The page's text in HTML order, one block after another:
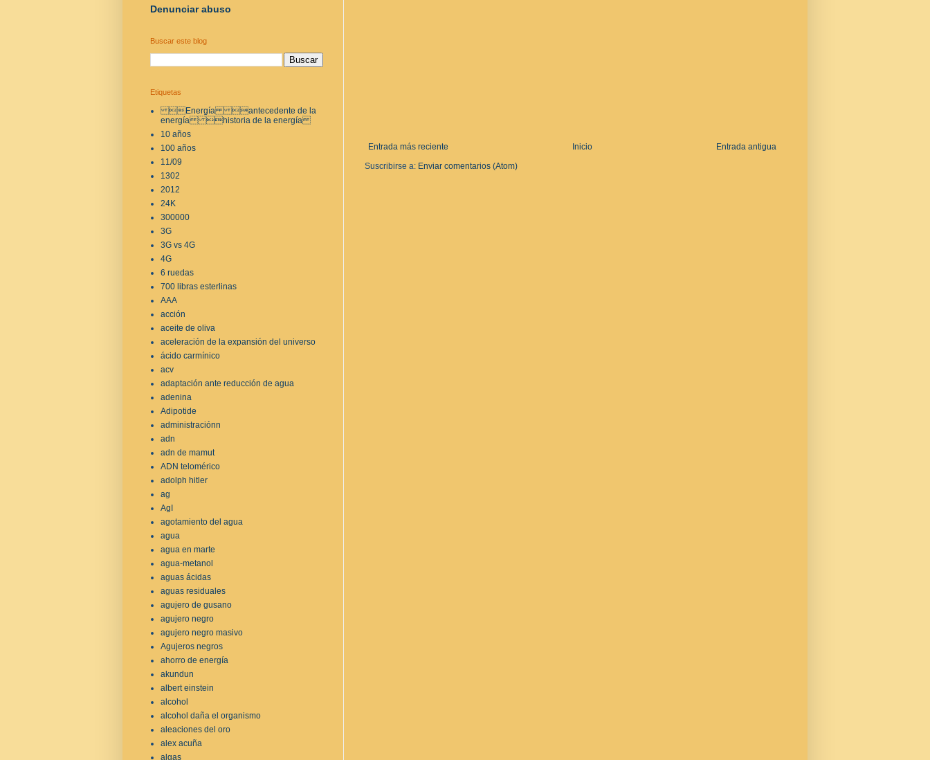
Entrada más reciente Entrada antigua
Inicio
Suscribirse a: Enviar comentarios (Atom)
Denunciar abuso
Buscar este blog
Etiquetas
Energía antecedente de la
energía historia de la energía
10 años
100 años
11/09
1302
2012
24K
300000
3G
3G vs 4G
4G
6 ruedas
700 libras esterlinas
AAA
acción
aceite de oliva
aceleración de la expansión del universo
ácido carmínico
acv
adaptación ante reducción de agua
adenina
Adipotide
administraciónn
adn
adn de mamut
ADN telomérico
adolph hitler
ag
AgI
agotamiento del agua
agua
agua en marte
agua-metanol
aguas ácidas
aguas residuales
agujero de gusano
agujero negro
agujero negro masivo
Agujeros negros
ahorro de energía
akundun
albert einstein
alcohol
alcohol daña el organismo
aleaciones del oro
alex acuña
algas